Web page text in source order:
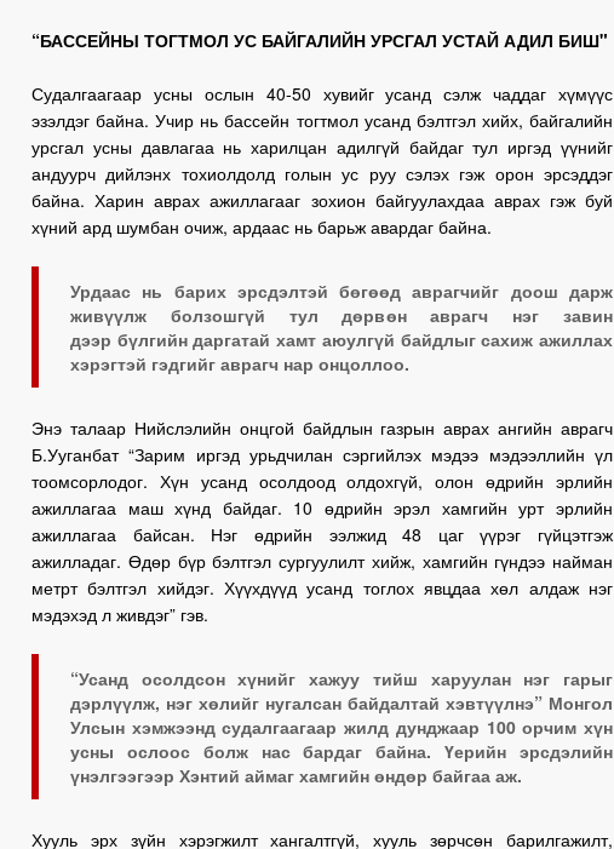
“БАССЕЙНЫ ТОГТМОЛ УС БАЙГАЛИЙН УРСГАЛ УСТАЙ АДИЛ БИШ"
Судалгаагаар усны ослын 40-50 хувийг усанд сэлж чаддаг хүмүүс
эзэлдэг байна. Учир нь бассейн тогтмол усанд бэлтгэл хийх, байгалийн
урсгал усны давлагаа нь харилцан адилгүй байдаг тул иргэд үүнийг
андуурч дийлэнх тохиолдолд голын ус руу сэлэх гэж орон эрсэддэг
байна. Харин аврах ажиллагааг зохион байгуулахдаа аврах гэж буй
хүний ард шумбан очиж, ардаас нь барьж авардаг байна.
Урдаас нь барих эрсдэлтэй бөгөөд аврагчийг доош дарж
живүүлж болзошгүй тул дөрвөн аврагч нэг завин
дээр бүлгийн даргатай хамт аюулгүй байдлыг сахиж ажиллах
хэрэгтэй гэдгийг аврагч нар онцоллоо.
Энэ талаар Нийслэлийн онцгой байдлын газрын аврах ангийн аврагч
Б.Ууганбат “Зарим иргэд урьдчилан сэргийлэх мэдээ мэдээллийн үл
тоомсорлодог. Хүн усанд осолдоод олдохгүй, олон өдрийн эрлийн
ажиллагаа маш хүнд байдаг. 10 өдрийн эрэл хамгийн урт эрлийн
ажиллагаа байсан. Нэг өдрийн ээлжид 48 цаг үүрэг гүйцэтгэж
ажилладаг. Өдөр бүр бэлтгэл сургуулилт хийж, хамгийн гүндээ найман
метрт бэлтгэл хийдэг. Хүүхдүүд усанд тоглох явцдаа хөл алдаж нэг
мэдэхэд л живдэг” гэв.
“Усанд осолдсон хүнийг хажуу тийш харуулан нэг гарыг
дэрлүүлж, нэг хөлийг нугалсан байдалтай хэвтүүлнэ” Монгол
Улсын хэмжээнд судалгаагаар жилд дунджаар 100 орчим хүн
усны ослоос болж нас бардаг байна. Үерийн эрсдэлийн
үнэлгээгээр Хэнтий аймаг хамгийн өндөр байгаа аж.
Хууль эрх зүйн хэрэгжилт хангалтгүй, хууль зөрчсөн барилгажилт,